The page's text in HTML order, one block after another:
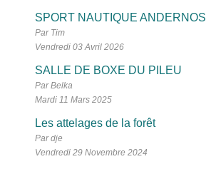
SPORT NAUTIQUE ANDERNOS
Par Tim
Vendredi 03 Avril 2026
SALLE DE BOXE DU PILEU
Par Belka
Mardi 11 Mars 2025
Les attelages de la forêt
Par dje
Vendredi 29 Novembre 2024